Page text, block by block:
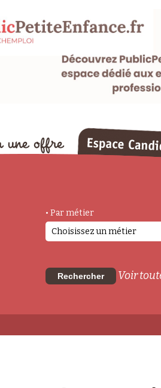
• Par métier
Choisissez un métier
Rechercher Voir